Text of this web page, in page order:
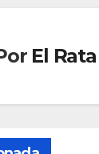
El Rata